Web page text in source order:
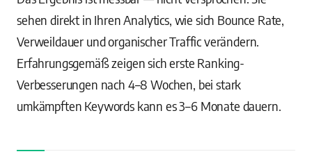
sehen direkt in Ihren Analytics, wie sich Bounce Rate,
Verweildauer und organischer Traffic verändern.
Erfahrungsgemäß zeigen sich erste Ranking-
Verbesserungen nach 4–8 Wochen, bei stark
umkämpften Keywords kann es 3–6 Monate dauern.